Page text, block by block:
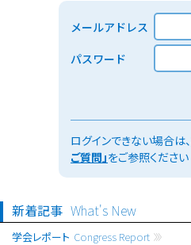
メールアドレス
パスワード
ログインできない場合は、
ご質問」をご参照ください
新着記事 What's New
学会レポート Congress Report